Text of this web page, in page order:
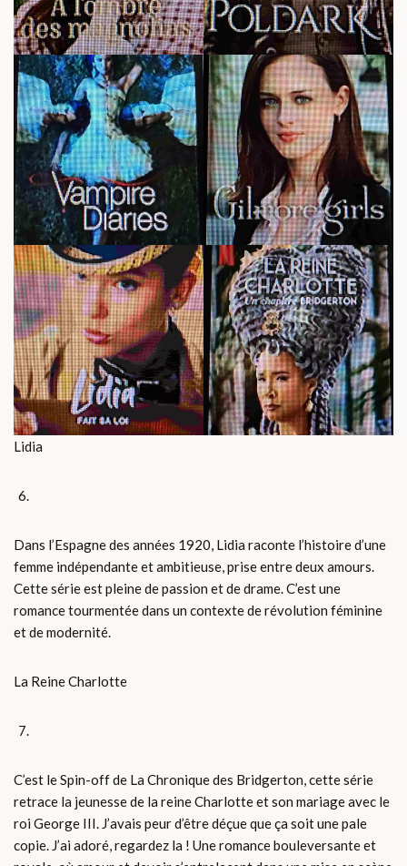
Lidia
Dans l’Espagne des années 1920, Lidia raconte l’histoire d’une
femme indépendante et ambitieuse, prise entre deux amours.
Cette série est pleine de passion et de drame. C’est une
romance tourmentée dans un contexte de révolution féminine
et de modernité.
La Reine Charlotte
C’est le Spin-off de La Chronique des Bridgerton, cette série
retrace la jeunesse de la reine Charlotte et son mariage avec le
roi George III. J’avais peur d’être déçue que ça soit une pale
copie. J’ai adoré, regardez la ! Une romance bouleversante et